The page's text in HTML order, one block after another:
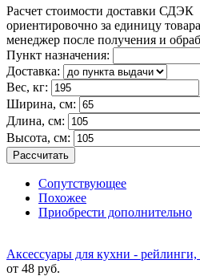
Расчет стоимости доставки СДЭК
ориентировочно за единицу
менеджер после получения и
Пункт назначения:
Доставка:
Вес, кг:
Ширина, см:
Длина, см:
Высота, см:
Рассчитать
Сопутствующее
Похожее
Приобрести дополнительно
Аксессуары для кухни -
от 48 руб.